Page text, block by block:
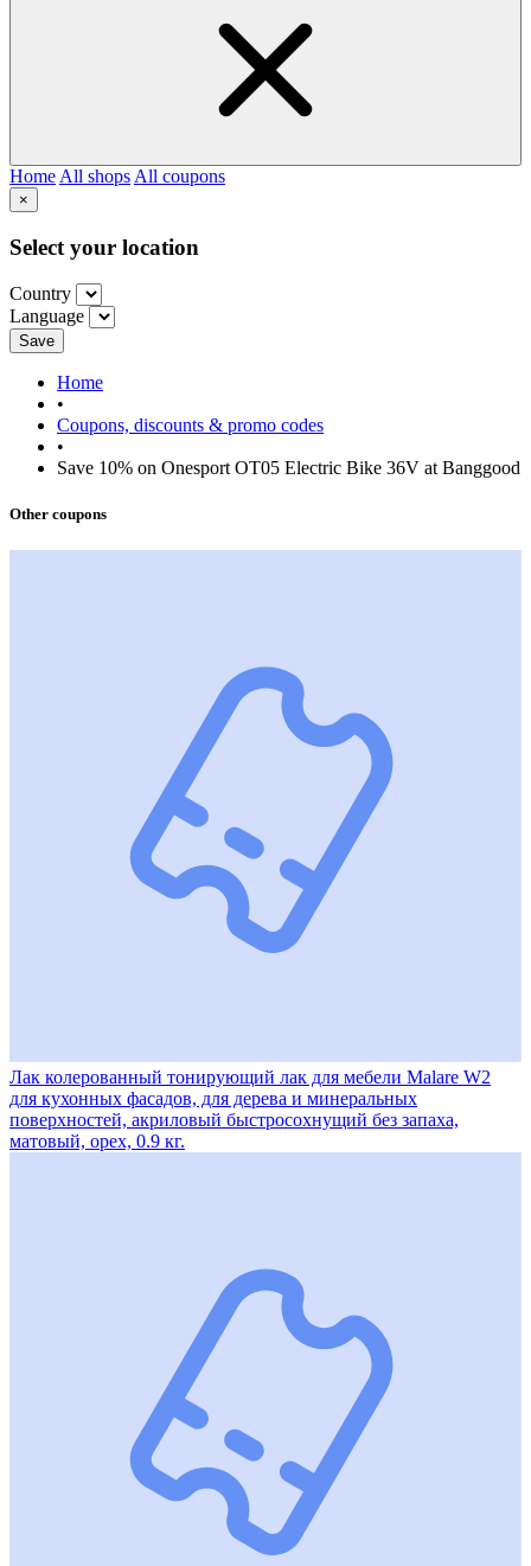
Home All shops All coupons
×
Select your location
Country
Language
Save
Home
•
Coupons, discounts & promo codes
•
Save 10% on Onesport OT05 Electric Bike 36V at Banggood
Other coupons
Лак колерованный тонирующий лак для мебели Malare W2
для кухонных фасадов, для дерева и минеральных
поверхностей, акриловый быстросохнущий без запаха,
матовый, орех, 0.9 кг.